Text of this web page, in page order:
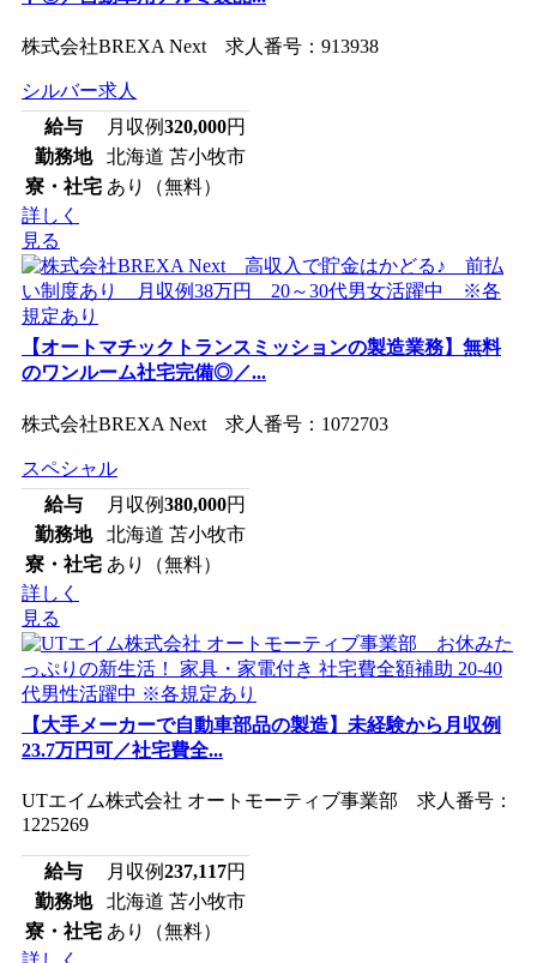
株式会社BREXA Next 求人番号：913938
シルバー求人
給与
月収例320,000円
勤務地
北海道 苫小牧市
寮・社宅 あり（無料）
詳しく
見る
【オートマチックトランスミッションの製造業務】無料
のワンルーム社宅完備◎／...
株式会社BREXA Next 求人番号：1072703
スペシャル
給与
月収例380,000円
勤務地
北海道 苫小牧市
寮・社宅 あり（無料）
詳しく
見る
【大手メーカーで自動車部品の製造】未経験から月収例
23.7万円可／社宅費全...
UTエイム株式会社 オートモーティブ事業部 求人番号：
1225269
給与 月収例237,117円
勤務地
北海道 苫小牧市
寮・社宅 あり（無料）